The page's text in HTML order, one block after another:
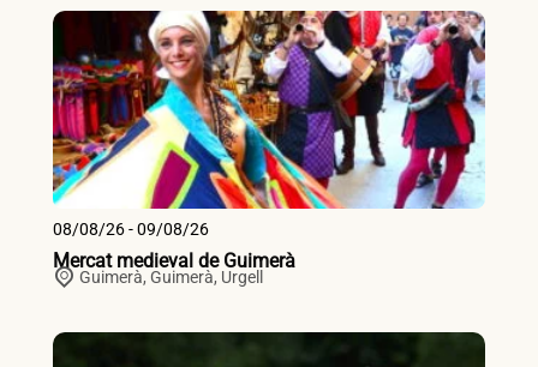
08/08/26 - 09/08/26
Mercat medieval de Guimerà
Guimerà, Guimerà, Urgell